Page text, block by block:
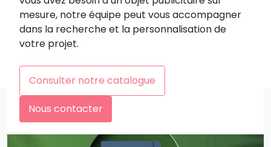
mesure, notre équipe peut vous accompagner
dans la recherche et la personnalisation de
votre projet.
Consulter notre catalogue
Nous contacter